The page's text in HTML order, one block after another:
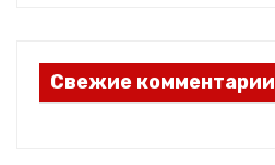
Свежие комментарии